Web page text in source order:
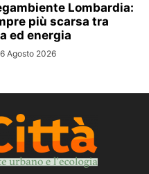
Lombardia:
più scarsa tra
ed energia
6 Agosto 2026